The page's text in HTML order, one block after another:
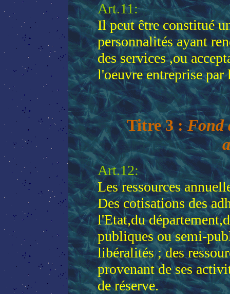
Art.11:
Il peut être constitué
personnalités ayant
des services ,ou
l'oeuvre entreprise
Titre 3 :Fond
Art.12:
Les ressources
Des cotisations des
l'Etat,du
publiques ou semi-
libéralités ; des
provenant de ses
de réserve.